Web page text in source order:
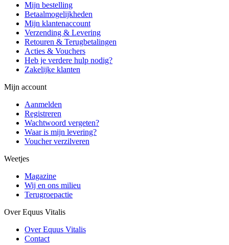
Mijn bestelling
Betaalmogelijkheden
Mijn klantenaccount
Verzending & Levering
Retouren & Terugbetalingen
Acties & Vouchers
Heb je verdere hulp nodig?
Zakelijke klanten
Mijn account
Aanmelden
Registreren
Wachtwoord vergeten?
Waar is mijn levering?
Voucher verzilveren
Weetjes
Magazine
Wij en ons milieu
Terugroepactie
Over Equus Vitalis
Over Equus Vitalis
Contact